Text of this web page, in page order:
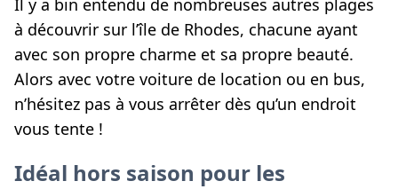
à découvrir sur l’île de Rhodes, chacune ayant
avec son propre charme et sa propre beauté.
Alors avec votre voiture de location ou en bus,
n’hésitez pas à vous arrêter dès qu’un endroit
vous tente !
Idéal hors saison pour les